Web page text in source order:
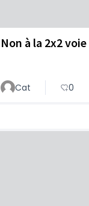
Non à la 2x2
Cat 0